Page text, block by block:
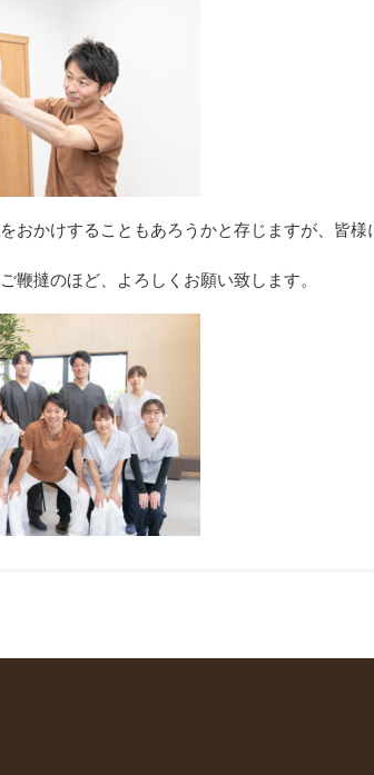
おかけすることもあろうかと存じますが、皆様
鞭撻のほど、よろしくお願い致します。